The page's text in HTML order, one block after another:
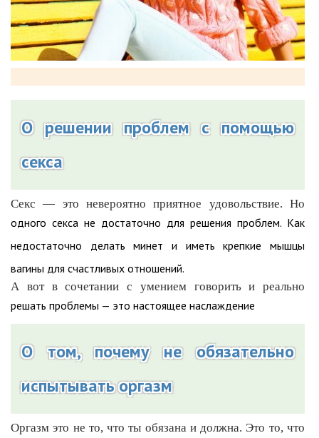
О решении проблем с помощью
секса
Секс — это невероятно приятное удовольствие. Но
одного секса не достаточно для решения проблем. Как
недостаточно делать минет и иметь крепкие мышцы
вагины для счастливых отношений.
А вот в сочетании с умением говорить и реально
решать проблемы — это настоящее наслаждение
О том, почему не обязательно
испытывать оргазм
Оргазм это не то, что ты обязана и должна. Это то, что